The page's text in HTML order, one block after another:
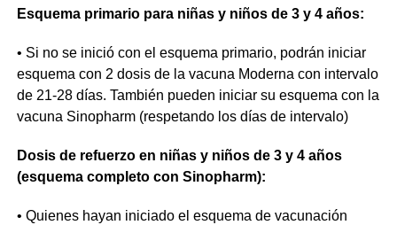
Esquema primario para niñas y niños de 3 y 4 años:
• Si no se inició con el esquema primario, podrán iniciar
esquema con 2 dosis de la vacuna Moderna con intervalo
de 21-28 días. También pueden iniciar su esquema con la
vacuna Sinopharm (respetando los días de intervalo)
Dosis de refuerzo en niñas y niños de 3 y 4 años
(esquema completo con Sinopharm):
• Quienes hayan iniciado el esquema de vacunación